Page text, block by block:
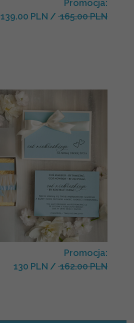
Promocja:
139.00 PLN / 165.00 PLN
Promocja:
130 PLN / 162.00 PLN